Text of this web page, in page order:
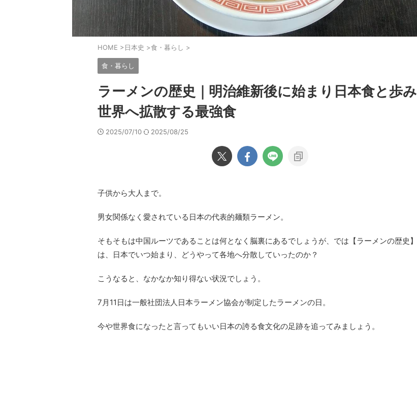
HOME >日本史 >食・暮らし >
食・暮らし
ラーメンの歴史｜明治維新後に始まり日本食と歩み
世界へ拡散する最強食
2025/07/10 2025/08/25
子供から大人まで。
男女関係なく愛されている日本の代表的麺類ラーメン。
そもそもは中国ルーツであることは何となく脳裏にあるでしょうが、では【ラーメンの歴史】
は、日本でいつ始まり、どうやって各地へ分散していったのか？
こうなると、なかなか知り得ない状況でしょう。
7月11日は一般社団法人日本ラーメン協会が制定したラーメンの日。
今や世界食になったと言ってもいい日本の誇る食文化の足跡を追ってみましょう。